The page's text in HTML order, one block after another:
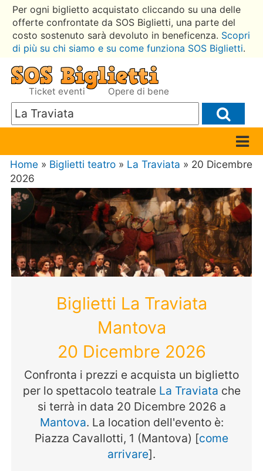
Per ogni biglietto acquistato cliccando su una delle
offerte confrontate da SOS Biglietti, una parte del
costo sostenuto sarà devoluto in beneficenza. Scopri
di più su chi siamo e su come funziona SOS Biglietti.
Ticket eventi Opere di bene
Home » Biglietti teatro » La Traviata » 20 Dicembre
2026
Biglietti La Traviata
Mantova
20 Dicembre 2026
Confronta i prezzi e acquista un biglietto
per lo spettacolo teatrale La Traviata che
si terrà in data 20 Dicembre 2026 a
Mantova. La location dell'evento è:
Piazza Cavallotti, 1 (Mantova) [come
arrivare].